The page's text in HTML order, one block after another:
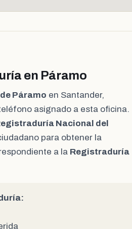
en Páramo
Páramo en Santander,
asignado a esta oficina.
Nacional del
para obtener la
a la Registraduría